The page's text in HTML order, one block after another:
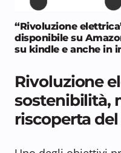
“Rivoluzione
disponibile su
su kindle e anche in
Rivoluzione
sostenibilità,
riscoperta